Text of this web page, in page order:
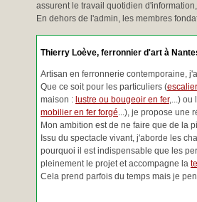
assurent le travail quotidien
En dehors de l'admin, les membres
Thierry Loève, ferronnier d'art à
Artisan en ferronnerie contemporaine,
Que ce soit pour les particuliers (
maison : lustre ou bougeoir en fer,...) ou
mobilier en fer forgé...), je propose une
Mon ambition est de ne faire que de la
Issu du spectacle vivant, j'aborde les
pourquoi il est indispensable que les
pleinement le projet et accompagne la
Cela prend parfois du temps mais je